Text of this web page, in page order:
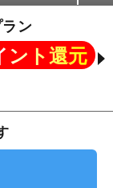
ン
ント還元